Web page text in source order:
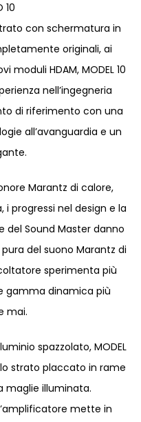
10
con schermatura in
originali, ai
HDAM, MODEL 10
nell’ingegneria
di riferimento con una
all’avanguardia e un
Marantz di calore,
i progressi nel design e la
del Sound Master danno
del suono Marantz di
sperimenta più
gamma dinamica più
mai.
spazzolato, MODEL
strato placcato in rame
maglie illuminata.
mette in